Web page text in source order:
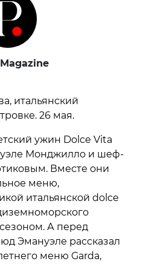
итальянский
26 мая.
ужин Dolce Vita
Монджилло и шеф-
Вместе они
меню,
итальянской dolce
А перед
Эмануэле рассказал
меню Garda,